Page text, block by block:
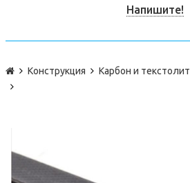
Напишите!
Конструкция Карбон и текстолит